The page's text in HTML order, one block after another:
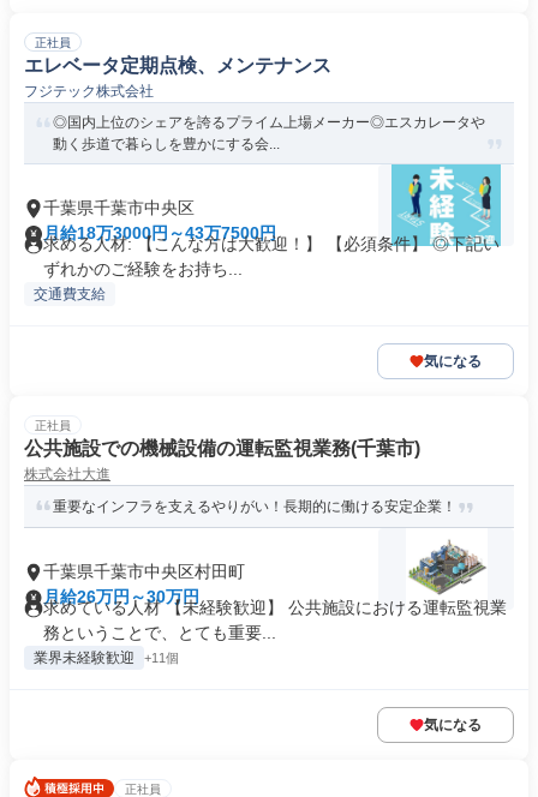
正社員
エレベータ定期点検、メンテナンス
フジテック株式会社
◎国内上位のシェアを誇るプライム上場メーカー◎エスカレータや
動く歩道で暮らしを豊かにする会...
千葉県千葉市中央区
月給18万3000円～43万7500円
求める人材: 【こんな方は大歓迎！】 【必須条件】 ◎下記い
ずれかのご経験をお持ち...
交通費支給
気になる
正社員
公共施設での機械設備の運転監視業務(千葉市)
株式会社大進
重要なインフラを支えるやりがい！長期的に働ける安定企業！
千葉県千葉市中央区村田町
月給26万円～30万円
求めている人材 【未経験歓迎】 公共施設における運転監視業
務ということで、とても重要...
業界未経験歓迎 +11個
気になる
正社員